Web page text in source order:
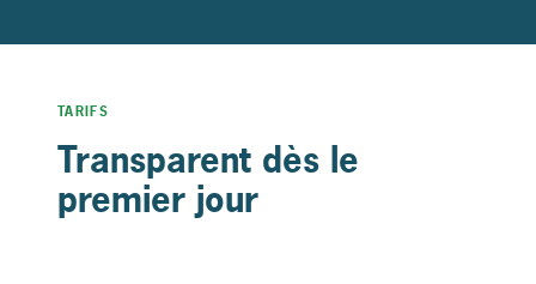
TARIFS
Transparent dès le
premier jour